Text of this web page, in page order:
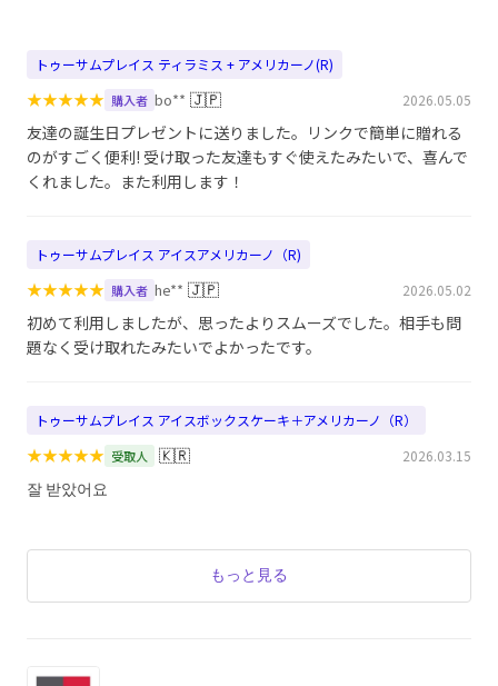
トゥーサムプレイス ティラミス + アメリカーノ(R)
★★★★★ 購入者 bo** 🇯🇵 2026.05.05
友達の誕生日プレゼントに送りました。リンクで簡単に贈れる
のがすごく便利! 受け取った友達もすぐ使えたみたいで、喜んで
くれました。また利用します！
トゥーサムプレイス アイスアメリカーノ（R)
★★★★★ 購入者 he** 🇯🇵 2026.05.02
初めて利用しましたが、思ったよりスムーズでした。相手も問
題なく受け取れたみたいでよかったです。
トゥーサムプレイス アイスボックスケーキ＋アメリカーノ（R）
★★★★★ 受取人 🇰🇷 2026.03.15
잘 받았어요
もっと見る